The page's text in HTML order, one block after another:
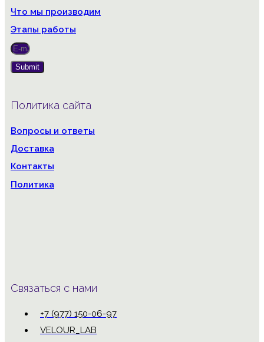
Что мы производим
Этапы работы
Submit
Политика сайта
Вопросы и ответы
Доставка
Контакты
Политика
Связаться с нами
+7 (977) 150-06-97
VELOUR_LAB